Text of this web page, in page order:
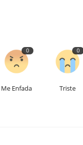
0
Me Enfada
0
Triste